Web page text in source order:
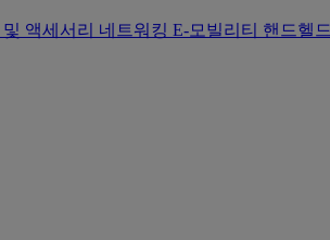
액세서리 네트워킹 E-모빌리티 핸드헬